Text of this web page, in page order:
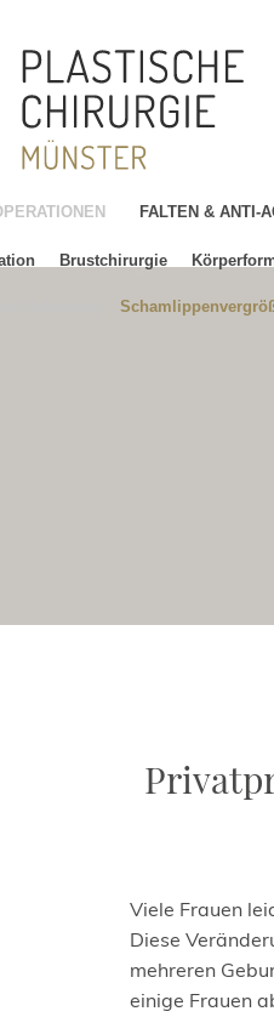
FALTEN & ANTI-
Brustchirurgie
Viele Frauen
Diese
mehreren
einige Frauen